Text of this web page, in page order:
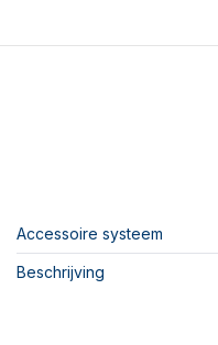
Accessoire systeem
Beschrijving